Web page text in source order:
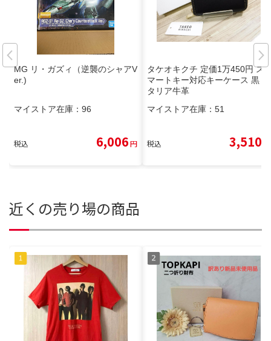
MG リ・ガズィ（逆襲のシャアV
er.)
マイストア在庫： 96
税込 6,006円
タケオキクチ 定価1万450円 ス
マートキー対応キーケース 黒 イ
タリア牛革
マイストア在庫： 51
税込 3,510
近くの売り場の商品